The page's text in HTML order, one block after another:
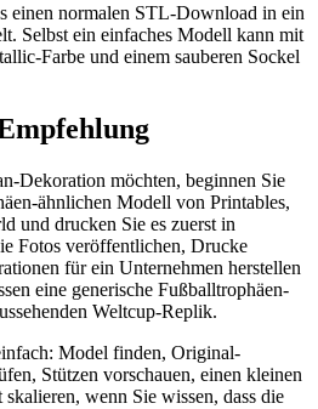
einen normalen STL-Download in ein
Selbst ein einfaches Modell kann mit
Farbe und einem sauberen Sockel
Dekoration möchten, beginnen Sie
ähnlichen Modell von Printables,
und drucken Sie es zuerst in
Fotos veröffentlichen, Drucke
für ein Unternehmen herstellen
eine generische Fußballtrophäen-
Weltcup-Replik.
Model finden, Original-
Stützen vorschauen, einen kleinen
wenn Sie wissen, dass die